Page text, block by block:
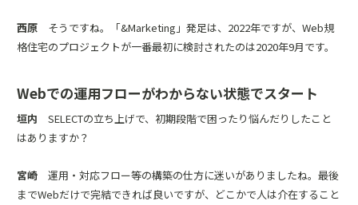
西原 そうですね。「&Marketing」発足は、2022年ですが、Web規
格住宅のプロジェクトが一番最初に検討されたのは2020年9月です。
Webでの運用フローがわからない状態でスタート
垣内 SELECTの立ち上げで、初期段階で困ったり悩んだりしたこと
はありますか？
宮崎 運用・対応フロー等の構築の仕方に迷いがありましたね。最後
までWebだけで完結できれば良いですが、どこかで人は介在すること